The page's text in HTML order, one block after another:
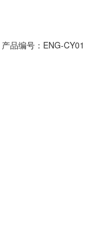
产品编号：ENG-